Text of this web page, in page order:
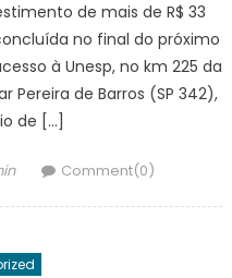
de mais de R$ 33
no final do próximo
à Unesp, no km 225 da
Pereira de Barros (SP 342),
de […]
Comment(0)